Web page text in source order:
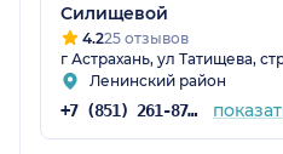
Силищевой
4.225 отзывов
г Астрахань, ул Татищева,
Ленинский район
+7 (851) 261-87-75